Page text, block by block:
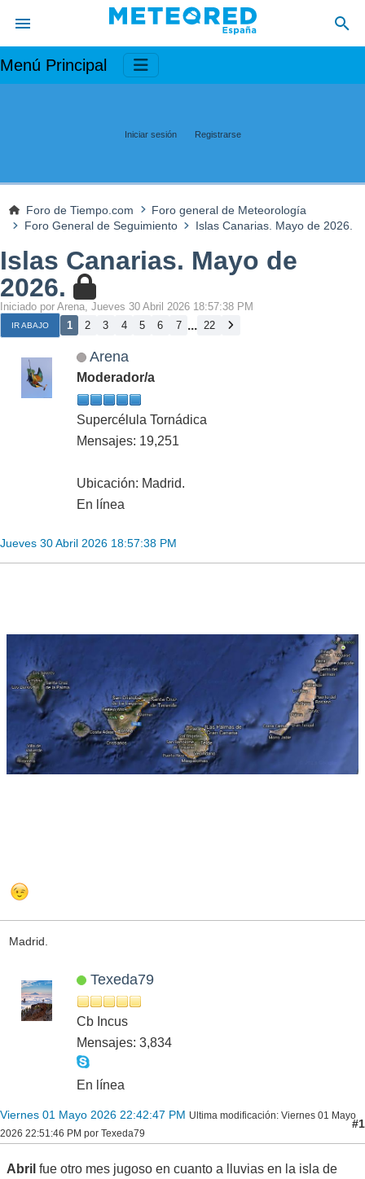
Menú Principal
Iniciar sesión Registrarse
Foro de Tiempo.com
Foro general de Meteorología
Foro General de Seguimiento
Islas Canarias. Mayo de 2026.
Islas Canarias. Mayo de
2026.
Iniciado por Arena, Jueves 30 Abril 2026 18:57:38 PM
IR ABAJO 1 2 3 4 5 6 7 ... 22
Arena
Moderador/a
Supercélula Tornádica
Mensajes: 19,251
Ubicación: Madrid.
En línea
Jueves 30 Abril 2026 18:57:38 PM
Madrid.
Texeda79
Cb Incus
Mensajes: 3,834
En línea
Viernes 01 Mayo 2026 22:42:47 PM Ultima modificación: Viernes 01 Mayo
2026 22:51:46 PM por Texeda79
#1
Abril fue otro mes jugoso en cuanto a lluvias en la isla de